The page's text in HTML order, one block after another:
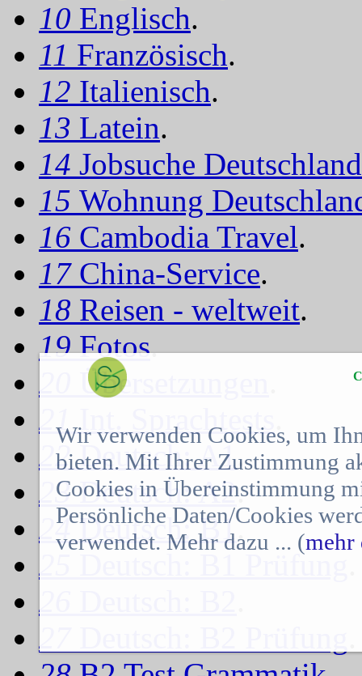
10 Englisch.
11 Französisch.
12 Italienisch.
13 Latein.
14 Jobsuche Deutschland
15 Wohnung
16 Cambodia Travel.
17 China-Service.
18 Reisen - weltweit.
19Fotos.
20
Übersetzungen
21Int. Sprachtests
22Deutsch: A1.
23Deutsch: A2.
24Deutsch: B1.
25
Deutsch: B1 Prüfung
26
27
Wir verwenden Cookies, um
bieten. Mit Ihrer Zustimmung
Cookies in Übereinstimmung
Persönliche Daten/Cookies
verwendet. Mehr dazu ... (mehr